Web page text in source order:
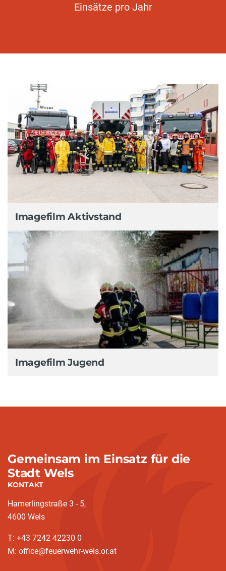
Einsätze pro Jahr
Imagefilm Aktivstand
Imagefilm Jugend
Gemeinsam im Einsatz für die
Stadt Wels
KONTAKT
Hamerlingstraße 3 - 5,
4600 Wels
T: +43 7242 42230 0
M: office@feuerwehr-wels.or.at